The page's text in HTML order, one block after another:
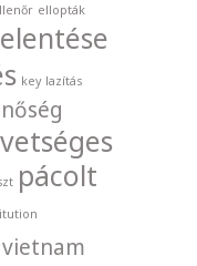
ellopták
key lazítás
pácolt
vietnam